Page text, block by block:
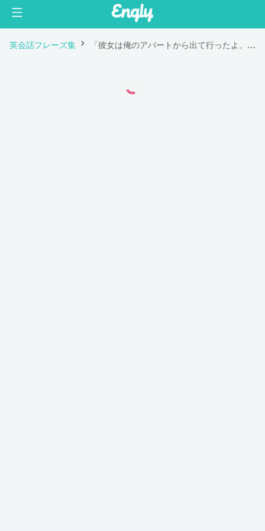
英会話フレーズ集 「彼女は俺のアパートから出て行ったよ。」は英語で "She left my apartment."